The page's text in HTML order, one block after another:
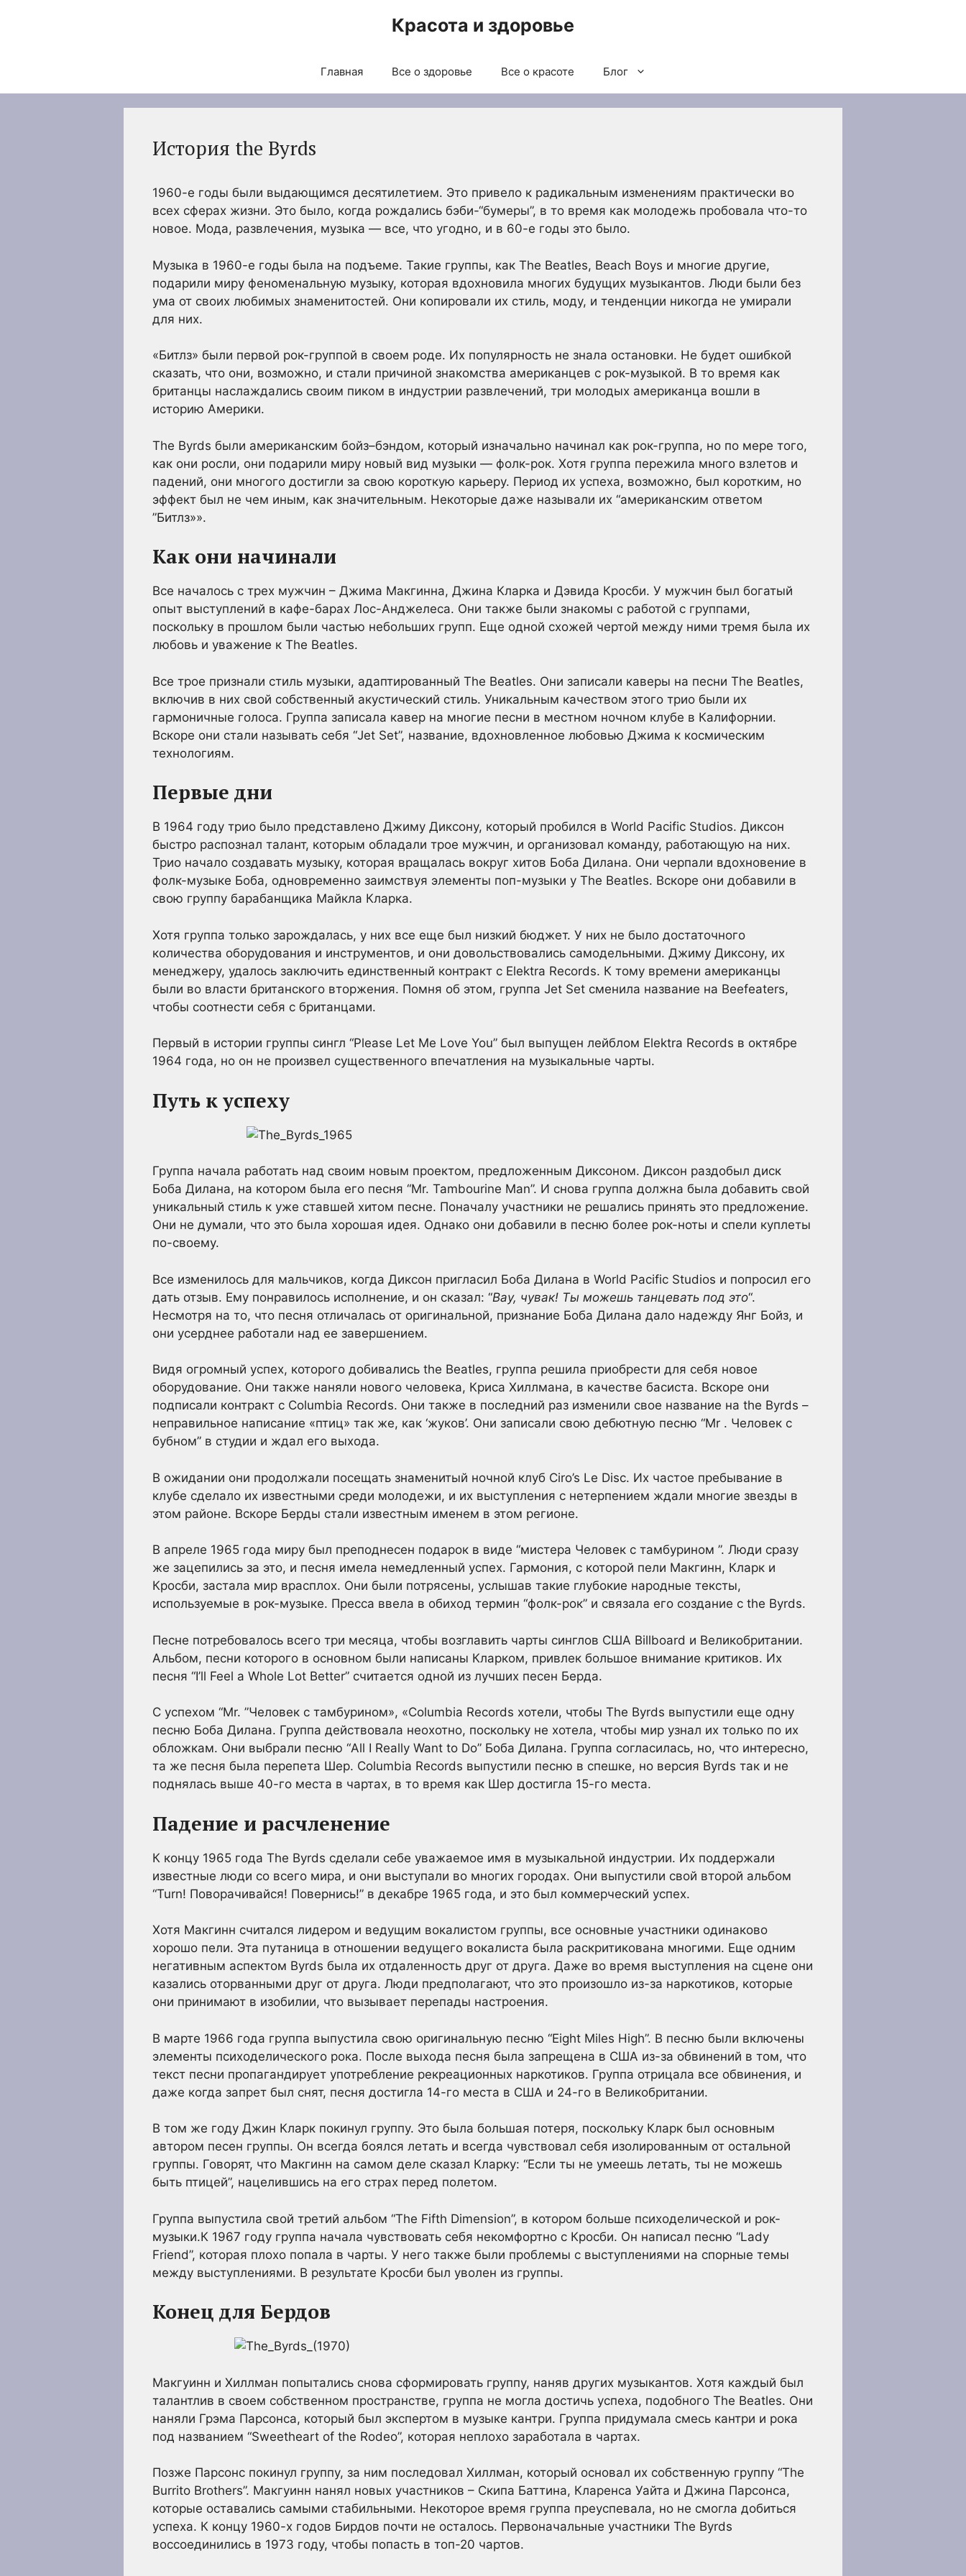
Красота и здоровье
Главная Все о здоровье Все о красоте Блог
История the Byrds
1960-е годы были выдающимся десятилетием. Это привело к радикальным изменениям практически во
всех сферах жизни. Это было, когда рождались бэби-“бумеры”, в то время как молодежь пробовала что-то
новое. Мода, развлечения, музыка — все, что угодно, и в 60-е годы это было.
Музыка в 1960-е годы была на подъеме. Такие группы, как The Beatles, Beach Boys и многие другие,
подарили миру феноменальную музыку, которая вдохновила многих будущих музыкантов. Люди были без
ума от своих любимых знаменитостей. Они копировали их стиль, моду, и тенденции никогда не умирали
для них.
«Битлз» были первой рок-группой в своем роде. Их популярность не знала остановки. Не будет ошибкой
сказать, что они, возможно, и стали причиной знакомства американцев с рок-музыкой. В то время как
британцы наслаждались своим пиком в индустрии развлечений, три молодых американца вошли в
историю Америки.
The Byrds были американским бойз–бэндом, который изначально начинал как рок-группа, но по мере того,
как они росли, они подарили миру новый вид музыки — фолк-рок. Хотя группа пережила много взлетов и
падений, они многого достигли за свою короткую карьеру. Период их успеха, возможно, был коротким, но
эффект был не чем иным, как значительным. Некоторые даже называли их “американским ответом
”Битлз»».
Как они начинали
Все началось с трех мужчин – Джима Макгинна, Джина Кларка и Дэвида Кросби. У мужчин был богатый
опыт выступлений в кафе-барах Лос-Анджелеса. Они также были знакомы с работой с группами,
поскольку в прошлом были частью небольших групп. Еще одной схожей чертой между ними тремя была их
любовь и уважение к The Beatles.
Все трое признали стиль музыки, адаптированный The Beatles. Они записали каверы на песни The Beatles,
включив в них свой собственный акустический стиль. Уникальным качеством этого трио были их
гармоничные голоса. Группа записала кавер на многие песни в местном ночном клубе в Калифорнии.
Вскоре они стали называть себя “Jet Set”, название, вдохновленное любовью Джима к космическим
технологиям.
Первые дни
В 1964 году трио было представлено Джиму Диксону, который пробился в World Pacific Studios. Диксон
быстро распознал талант, которым обладали трое мужчин, и организовал команду, работающую на них.
Трио начало создавать музыку, которая вращалась вокруг хитов Боба Дилана. Они черпали вдохновение в
фолк-музыке Боба, одновременно заимствуя элементы поп-музыки у The Beatles. Вскоре они добавили в
свою группу барабанщика Майкла Кларка.
Хотя группа только зарождалась, у них все еще был низкий бюджет. У них не было достаточного
количества оборудования и инструментов, и они довольствовались самодельными. Джиму Диксону, их
менеджеру, удалось заключить единственный контракт с Elektra Records. К тому времени американцы
были во власти британского вторжения. Помня об этом, группа Jet Set сменила название на Beefeaters,
чтобы соотнести себя с британцами.
Первый в истории группы сингл “Please Let Me Love You” был выпущен лейблом Elektra Records в октябре
1964 года, но он не произвел существенного впечатления на музыкальные чарты.
Путь к успеху
Группа начала работать над своим новым проектом, предложенным Диксоном. Диксон раздобыл диск
Боба Дилана, на котором была его песня “Mr. Tambourine Man”. И снова группа должна была добавить свой
уникальный стиль к уже ставшей хитом песне. Поначалу участники не решались принять это предложение.
Они не думали, что это была хорошая идея. Однако они добавили в песню более рок-ноты и спели куплеты
по-своему.
Все изменилось для мальчиков, когда Диксон пригласил Боба Дилана в World Pacific Studios и попросил его
дать отзыв. Ему понравилось исполнение, и он сказал: “Вау, чувак! Ты можешь танцевать под это“.
Несмотря на то, что песня отличалась от оригинальной, признание Боба Дилана дало надежду Янг Бойз, и
они усерднее работали над ее завершением.
Видя огромный успех, которого добивались the Beatles, группа решила приобрести для себя новое
оборудование. Они также наняли нового человека, Криса Хиллмана, в качестве басиста. Вскоре они
подписали контракт с Columbia Records. Они также в последний раз изменили свое название на the Byrds –
неправильное написание «птиц» так же, как ‘жуков’. Они записали свою дебютную песню “Mr . Человек с
бубном” в студии и ждал его выхода.
В ожидании они продолжали посещать знаменитый ночной клуб Ciro’s Le Disc. Их частое пребывание в
клубе сделало их известными среди молодежи, и их выступления с нетерпением ждали многие звезды в
этом районе. Вскоре Берды стали известным именем в этом регионе.
В апреле 1965 года миру был преподнесен подарок в виде “мистера Человек с тамбурином ”. Люди сразу
же зацепились за это, и песня имела немедленный успех. Гармония, с которой пели Макгинн, Кларк и
Кросби, застала мир врасплох. Они были потрясены, услышав такие глубокие народные тексты,
используемые в рок-музыке. Пресса ввела в обиход термин “фолк-рок” и связала его создание с the Byrds.
Песне потребовалось всего три месяца, чтобы возглавить чарты синглов США Billboard и Великобритании.
Альбом, песни которого в основном были написаны Кларком, привлек большое внимание критиков. Их
песня “I’ll Feel a Whole Lot Better” считается одной из лучших песен Берда.
С успехом “Mr. ”Человек с тамбурином», «Columbia Records хотели, чтобы The Byrds выпустили еще одну
песню Боба Дилана. Группа действовала неохотно, поскольку не хотела, чтобы мир узнал их только по их
обложкам. Они выбрали песню “All I Really Want to Do” Боба Дилана. Группа согласилась, но, что интересно,
та же песня была перепета Шер. Columbia Records выпустили песню в спешке, но версия Byrds так и не
поднялась выше 40-го места в чартах, в то время как Шер достигла 15-го места.
Падение и расчленение
К концу 1965 года The Byrds сделали себе уважаемое имя в музыкальной индустрии. Их поддержали
известные люди со всего мира, и они выступали во многих городах. Они выпустили свой второй альбом
“Turn! Поворачивайся! Повернись!” в декабре 1965 года, и это был коммерческий успех.
Хотя Макгинн считался лидером и ведущим вокалистом группы, все основные участники одинаково
хорошо пели. Эта путаница в отношении ведущего вокалиста была раскритикована многими. Еще одним
негативным аспектом Byrds была их отдаленность друг от друга. Даже во время выступления на сцене они
казались оторванными друг от друга. Люди предполагают, что это произошло из-за наркотиков, которые
они принимают в изобилии, что вызывает перепады настроения.
В марте 1966 года группа выпустила свою оригинальную песню “Eight Miles High”. В песню были включены
элементы психоделического рока. После выхода песня была запрещена в США из-за обвинений в том, что
текст песни пропагандирует употребление рекреационных наркотиков. Группа отрицала все обвинения, и
даже когда запрет был снят, песня достигла 14-го места в США и 24-го в Великобритании.
В том же году Джин Кларк покинул группу. Это была большая потеря, поскольку Кларк был основным
автором песен группы. Он всегда боялся летать и всегда чувствовал себя изолированным от остальной
группы. Говорят, что Макгинн на самом деле сказал Кларку: “Если ты не умеешь летать, ты не можешь
быть птицей”, нацелившись на его страх перед полетом.
Группа выпустила свой третий альбом “The Fifth Dimension”, в котором больше психоделической и рок-
музыки.К 1967 году группа начала чувствовать себя некомфортно с Кросби. Он написал песню “Lady
Friend”, которая плохо попала в чарты. У него также были проблемы с выступлениями на спорные темы
между выступлениями. В результате Кросби был уволен из группы.
Конец для Бердов
Макгуинн и Хиллман попытались снова сформировать группу, наняв других музыкантов. Хотя каждый был
талантлив в своем собственном пространстве, группа не могла достичь успеха, подобного The Beatles. Они
наняли Грэма Парсонса, который был экспертом в музыке кантри. Группа придумала смесь кантри и рока
под названием “Sweetheart of the Rodeo”, которая неплохо заработала в чартах.
Позже Парсонс покинул группу, за ним последовал Хиллман, который основал их собственную группу “The
Burrito Brothers”. Макгуинн нанял новых участников – Скипа Баттина, Кларенса Уайта и Джина Парсонса,
которые оставались самыми стабильными. Некоторое время группа преуспевала, но не смогла добиться
успеха. К концу 1960-х годов Бирдов почти не осталось. Первоначальные участники The Byrds
воссоединились в 1973 году, чтобы попасть в топ-20 чартов.